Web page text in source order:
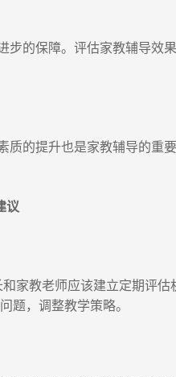
的保障。评估家教辅导效
的提升也是家教辅导的重
议
家教老师应该建立定期评
题，调整教学策略。